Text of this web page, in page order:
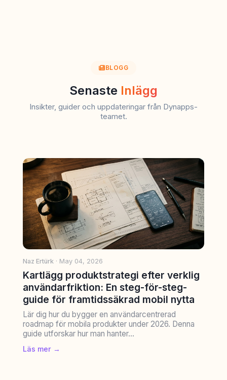
BLOGG
Senaste Inlägg
Insikter, guider och uppdateringar från Dynapps-
teamet.
Naz Ertürk · May 04, 2026
Kartlägg produktstrategi efter verklig
användarfriktion: En steg-för-steg-
guide för framtidssäkrad mobil nytta
Lär dig hur du bygger en användarcentrerad
roadmap för mobila produkter under 2026. Denna
guide utforskar hur man hanter...
Läs mer →